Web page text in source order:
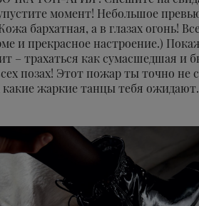
момент! Небольшое
бархатная, а в глазах огонь!
и прекрасное настроение.)
– трахаться как сумасшедшая и
позах! Этот пожар ты точно не
жаркие танцы тебя